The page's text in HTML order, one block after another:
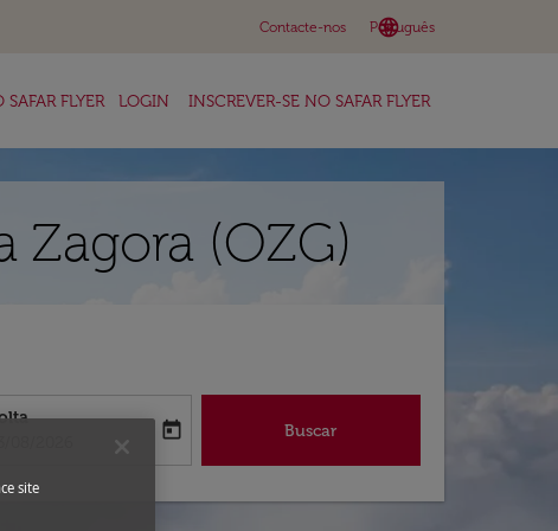
Contacte-nos language
Português
keyboard_arrow_down
FLYER LOGIN INSCREVER-SE NO SAFAR FLYER
Zagora (OZG)
booking-return-date-aria-label
today Buscar
site